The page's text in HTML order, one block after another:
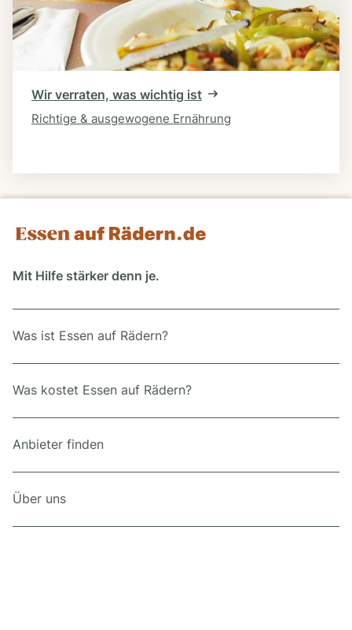
Wir verraten, was wichtig ist
Richtige & ausgewogene Ernährung
Mit Hilfe stärker denn je.
Was ist Essen auf Rädern?
Was kostet Essen auf Rädern?
Anbieter finden
Über uns